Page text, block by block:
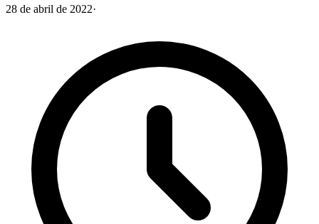
28 de abril de 2022·